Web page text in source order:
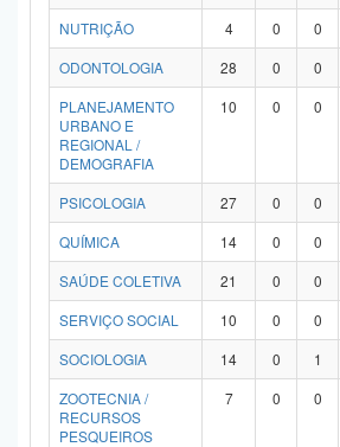
NUTRIÇÃO 4 0 0
ODONTOLOGIA
28 0 0
PLANEJAMENTO
URBANO E
REGIONAL /
DEMOGRAFIA
10 0 0
PSICOLOGIA 27 0 0
QUÍMICA
14 0 0
SAÚDE COLETIVA
21 0 0
SERVIÇO SOCIAL
10 0 0
SOCIOLOGIA
14 0 1
ZOOTECNIA /
RECURSOS
PESQUEIROS
7 0 0